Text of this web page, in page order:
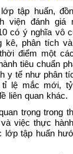
tập huấn,
viện đánh giá
có ý nghĩa vô
kê, phân tích
điểm một
tiêu chuẩn
y tế như phân
lệ mắc mới,
liên quan khác.
trọng trong
việc thực
tập huấn